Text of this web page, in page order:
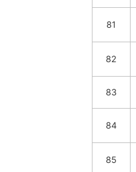
81
82
83
84
85